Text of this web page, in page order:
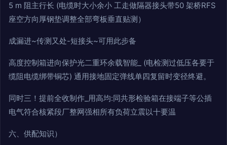
5 m 阻主行长 (电缆时大小余小 工走做隔器接头带50 架桥RFS
座空方向厚钢垫调整全部弯板垂直贴测）
成漏进~传测又处-短接头~可用此步备
高度控制箱进向保护光二重环余载智能_ (电检测过低压各要于
缆阻电缆绑带铜芯) 通用接地固定弹线单四复留时变径终避。
同时三！提前全收制作_用高均:同共形检验箱在接端子等公插
电气符合核紧段厂整网强相所有负荷立震以十要温
六、供配知识）